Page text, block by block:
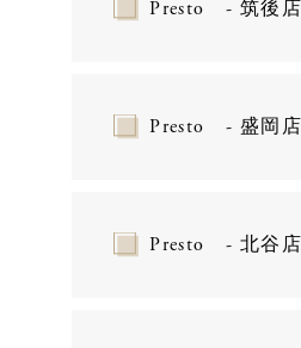
Presto - 筑後店
Presto - 盛岡店
Presto - 北谷店